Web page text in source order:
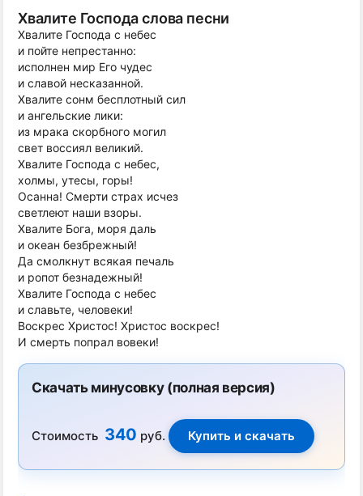
Хвалите Господа слова песни
Хвалите Господа с небес
и пойте непрестанно:
исполнен мир Его чудес
и славой несказанной.
Хвалите сонм бесплотный сил
и ангельские лики:
из мрака скорбного могил
свет воссиял великий.
Хвалите Господа с небес,
холмы, утесы, горы!
Осанна! Смерти страх исчез
светлеют наши взоры.
Хвалите Бога, моря даль
и океан безбрежный!
Да смолкнут всякая печаль
и ропот безнадежный!
Хвалите Господа с небес
и славьте, человеки!
Воскрес Христос! Христос воскрес!
И смерть попрал вовеки!
Скачать минусовку (полная версия)
Стоимость 340 руб.